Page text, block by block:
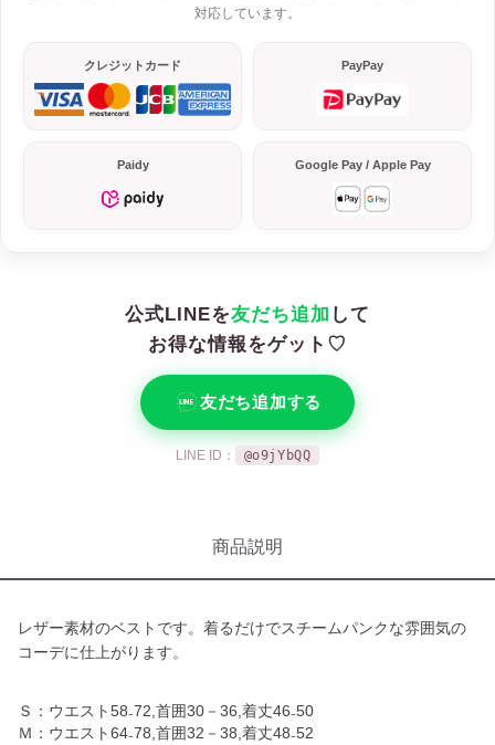
対応しています。
クレジットカード PayPay
Paidy Google Pay / Apple Pay
公式LINEを友だち追加 して
お得な情報をゲット♡
友だち追加する
LINE ID： @o9jYbQQ
商品説明
レザー素材のベストです。着るだけでスチームパンクな雰囲気の
コーデに仕上がります。
Ｓ：ウエスト58₋72,首囲30－36,着丈46₋50
Ｍ：ウエスト64₋78,首囲32－38,着丈48₋52